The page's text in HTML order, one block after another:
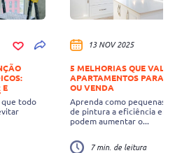
E
DE
que todo
13 NOV 2025
5 MELHORIAS QUE
APARTAMENTOS PARA
OU VENDA
Aprenda como pequenas
de pintura a eficiência
podem aumentar o...
7 min. de leitura